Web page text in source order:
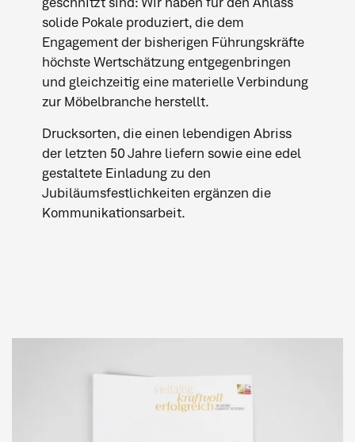
geschnitzt sind: Wir haben für den Anlass
solide Pokale produziert, die dem
Engagement der bisherigen Führungskräfte
höchste Wertschätzung entgegenbringen
und gleichzeitig eine materielle Verbindung
zur Möbelbranche herstellt.
Drucksorten, die einen lebendigen Abriss
der letzten 50 Jahre liefern sowie eine edel
gestaltete Einladung zu den
Jubiläumsfestlichkeiten ergänzen die
Kommunikationsarbeit.